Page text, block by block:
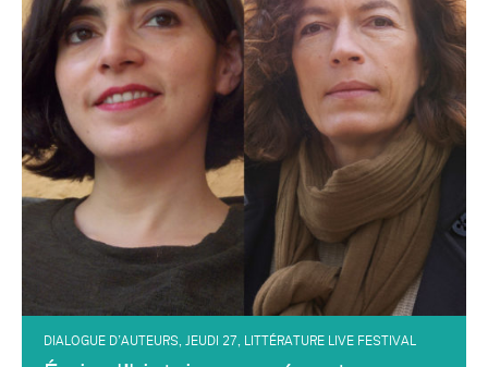
DIALOGUE D’AUTEURS, JEUDI 27, LITTÉRATURE LIVE FESTIVAL